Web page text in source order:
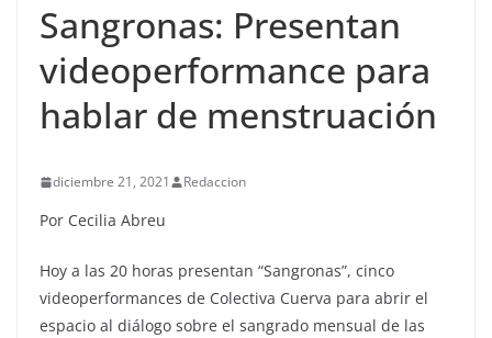
Sangronas: Presentan
videoperformance para
hablar de menstruación
diciembre 21, 2021 Redaccion
Por Cecilia Abreu
Hoy a las 20 horas presentan “Sangronas”, cinco
videoperformances de Colectiva Cuerva para abrir el
espacio al diálogo sobre el sangrado mensual de las